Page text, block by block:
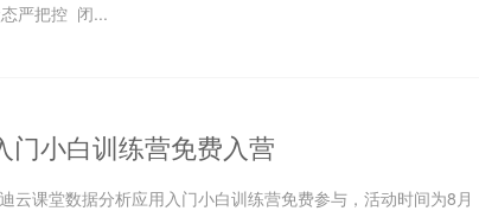
严把控 闭...
门小白训练营免费入营
云课堂数据分析应用入门小白训练营免费参与，活动时间为8月